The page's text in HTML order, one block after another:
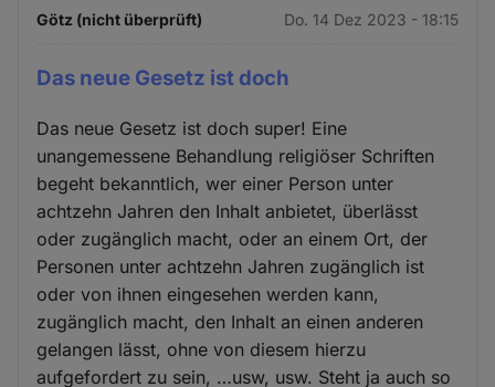
Götz (nicht überprüft) Do. 14 Dez 2023 - 18:15
Das neue Gesetz ist doch
Das neue Gesetz ist doch super! Eine
unangemessene Behandlung religiöser Schriften
begeht bekanntlich, wer einer Person unter
achtzehn Jahren den Inhalt anbietet, überlässt
oder zugänglich macht, oder an einem Ort, der
Personen unter achtzehn Jahren zugänglich ist
oder von ihnen eingesehen werden kann,
zugänglich macht, den Inhalt an einen anderen
gelangen lässt, ohne von diesem hierzu
aufgefordert zu sein, …usw, usw. Steht ja auch so